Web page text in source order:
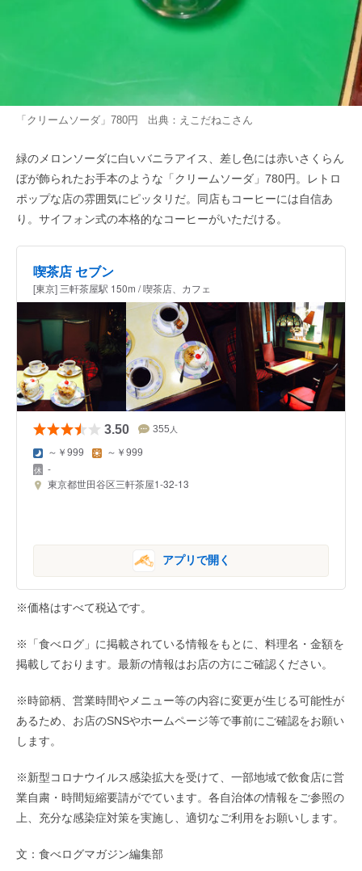
「クリームソーダ」780円 出典： えこだねこ さん
緑のメロンソーダに白いバニラアイス、差し色には赤いさくらん
ぼが飾られたお手本のような「クリームソーダ」780円。レトロ
ポップな店の雰囲気にピッタリだ。同店もコーヒーには自信あ
り。サイフォン式の本格的なコーヒーがいただける。
喫茶店 セブン
[東京] 三軒茶屋駅 150m / 喫茶店、カフェ
3.50 355 人
～￥999 ～￥999
-
東京都世田谷区三軒茶屋1-32-13
アプリで開く
※価格はすべて税込です。
※「食べログ」に掲載されている情報をもとに、料理名・金額を
掲載しております。最新の情報はお店の方にご確認ください。
※時節柄、営業時間やメニュー等の内容に変更が生じる可能性が
あるため、お店のSNSやホームページ等で事前にご確認をお願い
します。
※新型コロナウイルス感染拡大を受けて、一部地域で飲食店に営
業自粛・時間短縮要請がでています。各自治体の情報をご参照の
上、充分な感染症対策を実施し、適切なご利用をお願いします。
文：食べログマガジン編集部